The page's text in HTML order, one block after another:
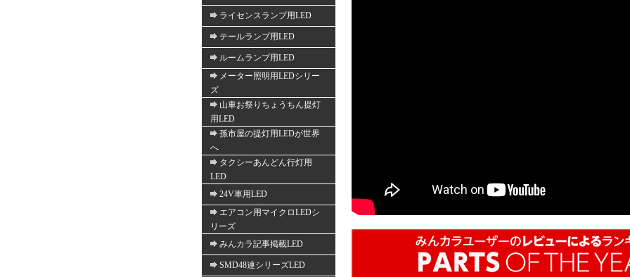
ライセンスランプ用LED
テールランプ用LED
ルームランプ用LED
メーター照明用LEDシリー
ズ
山車お祭りちょうちん提灯
用LED
孫市屋の提灯用LEDが世界
へ
タクシーあんどん行灯用
LED
24V車用LED
エアコン用マイクロLEDシ
リーズ
みんカラ記事掲載LED
SMD48連シリーズLED